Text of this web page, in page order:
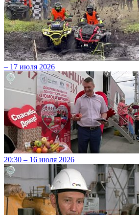
– 17 июля 2026
20:30 – 16 июля 2026